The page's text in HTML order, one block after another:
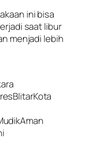
ini bisa
saat libur
menjadi lebih